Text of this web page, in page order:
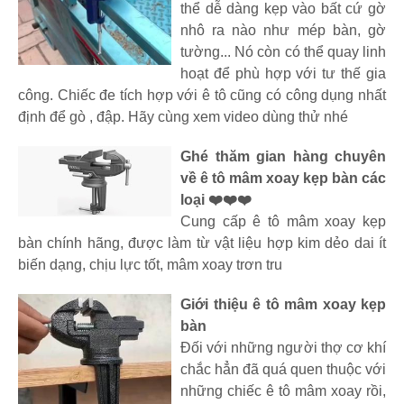
thể dễ dàng kẹp vào bất cứ gờ
nhô ra nào như mép bàn, gờ
tường... Nó còn có thể quay linh
hoạt để phù hợp với tư thế gia
công. Chiếc đe tích hợp với ê tô cũng có công dụng nhất
định để gò , đập. Hãy cùng xem video dùng thử nhé
Ghé thăm gian hàng chuyên
về ê tô mâm xoay kẹp bàn các
loại ❤️❤️❤️
Cung cấp ê tô mâm xoay kẹp
bàn chính hãng, được làm từ vật liệu hợp kim dẻo dai ít
biến dạng, chịu lực tốt, mâm xoay trơn tru
Giới thiệu ê tô mâm xoay kẹp
bàn
Đối với những người thợ cơ khí
chắc hẳn đã quá quen thuộc với
những chiếc ê tô mâm xoay rồi,